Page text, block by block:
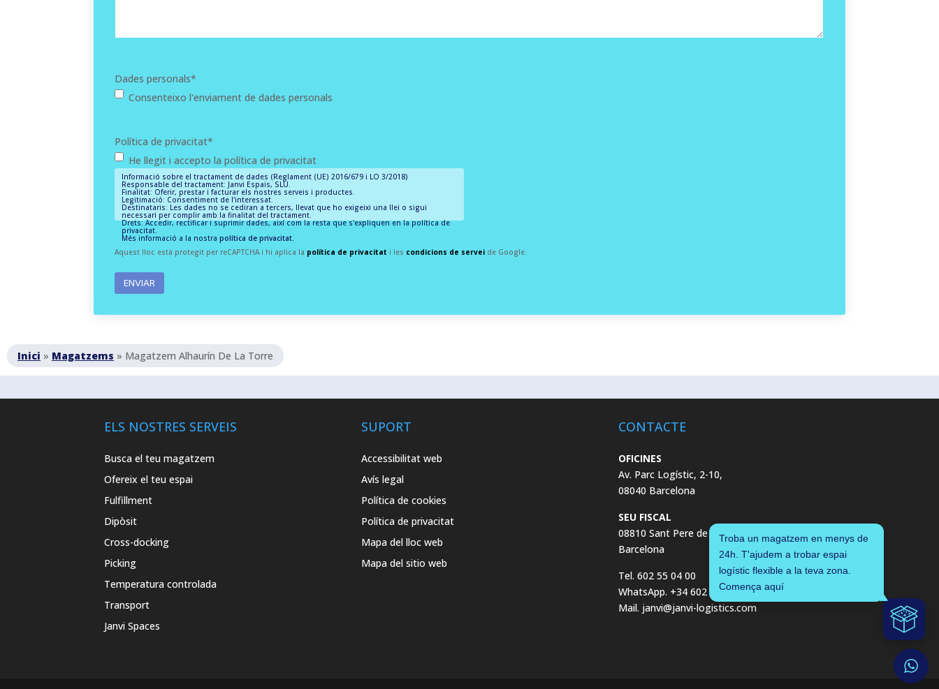
Dades personals*
Consenteixo l'enviament de dades personals
Política de privacitat*
He llegit i accepto la política de privacitat
Informació sobre el tractament de dades (Reglament (UE) 2016/679 i LO 3/2018)
Responsable del tractament: Janvi Espais, SLU.
Finalitat: Oferir, prestar i facturar els nostres serveis i productes.
Legitimació: Consentiment de l'interessat.
Destinataris: Les dades no se cediran a tercers, llevat que ho exigeixi una llei o sigui
necessari per complir amb la finalitat del tractament.
Drets: Accedir, rectificar i suprimir dades, així com la resta que s'expliquen en la política de
privacitat.
Més informació a la nostrapolítica de privacitat.
Aquest lloc està protegit per reCAPTCHA i hi aplica la política de privacitat i les condicions de servei de Google.
Inici » Magatzems » Magatzem Alhaurín De La Torre
ELS NOSTRES SERVEIS
Busca el teu magatzem
Ofereix el teu espai
Fulfillment
Dipòsit
Cross-docking
Picking
Temperatura controlada
Transport
Janvi Spaces
SUPORT
Accessibilitat web
Avís legal
Política de cookies
Política de privacitat
Mapa del lloc web
Mapa del sitio web
CONTACTE
OFICINES
Av. Parc Logístic, 2-10,
08040 Barcelona
SEU FISCAL
08810 Sant Pere de Ribes,
Barcelona
Tel. 602 55 04 00
WhatsApp. +34 602 55 04 00
Mail. janvi@janvi-logistics.com
Troba un magatzem en menys de
24h. T'ajudem a trobar espai
logístic flexible a la teva zona.
Comença aquí